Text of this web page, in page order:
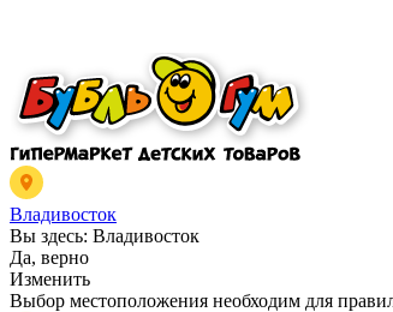
Владивосток
Вы здесь: Владивосток
Да, верно
Изменить
Выбор местоположения необходим для